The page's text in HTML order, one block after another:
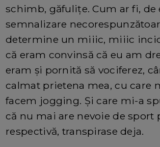
schimb, găfulițe. Cum ar fi, de
semnalizare
determine un miiic, miiic
că eram convinsă că eu am
eram și pornită să vociferez,
calmat prietena mea, cu care
facem jogging. Și care mi-a
că nu mai are nevoie de sport
respectivă, transpirase deja.